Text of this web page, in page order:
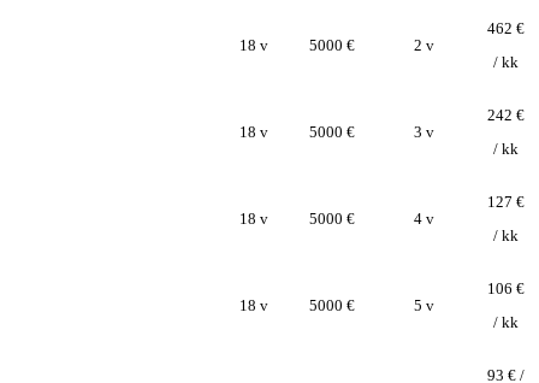
18 v 5000 € 2 v
462 €
/ kk
18 v 5000 € 3 v
242 €
/ kk
18 v 5000 € 4 v
127 €
/ kk
18 v 5000 € 5 v
106 €
/ kk
93 € /